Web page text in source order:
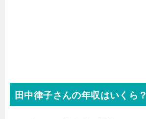
田中律子さんの年収はいくら？